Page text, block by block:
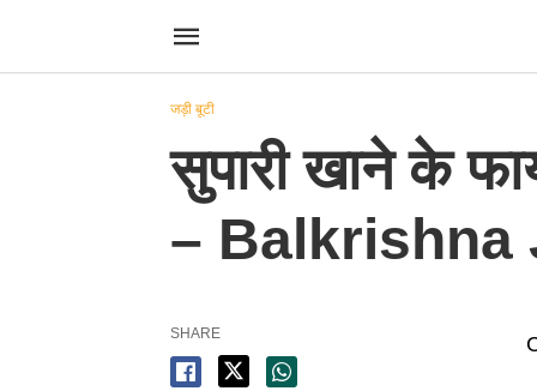
जड़ी बूटी
सुपारी खाने के
– Balkrishna
SHARE